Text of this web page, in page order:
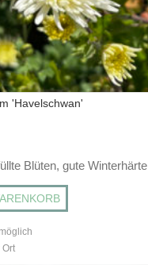
'Havelschwan'
Blüten, gute Winterhärte